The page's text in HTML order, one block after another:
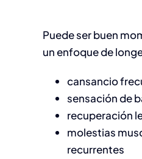
Puede ser buen
un enfoque de
cansancio
sensación de
recuperación
molestias
recurrentes